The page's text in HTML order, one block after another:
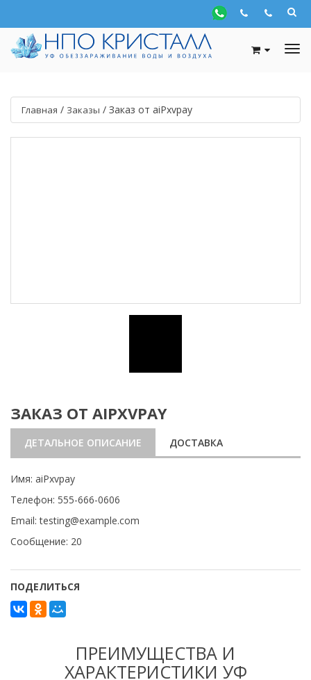
Главная / Заказы / Заказ от aiPxvpay
ЗАКАЗ ОТ AIPXVPAY
ДЕТАЛЬНОЕ ОПИСАНИЕ ДОСТАВКА
Имя: aiPxvpay
Телефон: 555-666-0606
Email: testing@example.com
Сообщение: 20
ПОДЕЛИТЬСЯ
ПРЕИМУЩЕСТВА И
ХАРАКТЕРИСТИКИ УФ